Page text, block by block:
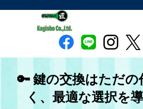
🔑 鍵の交換はただの
く、最適な選択を